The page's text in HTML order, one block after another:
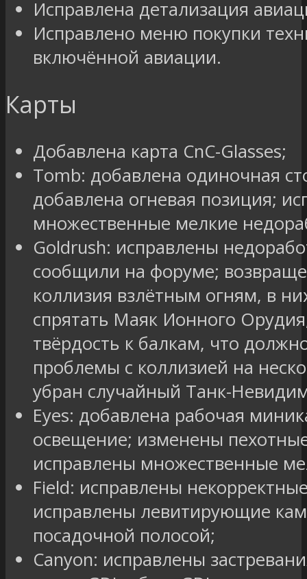
Исправлена детализация
Исправлено меню покупки
включённой авиации.
Карты
Добавлена карта CnC-Glasses;
Tomb: добавлена одиночная
добавлена огневая позиция;
множественные мелкие
Goldrush: исправлены
сообщили на форуме;
коллизия взлётным огням, в
спрятать Маяк Ионного
твёрдость к балкам, что
проблемы с коллизией на
убран случайный Танк-
Eyes: добавлена рабочая
освещение; изменены
исправлены множественные
Field: исправлены
исправлены левитирующие
посадочной полосой;
Canyon: исправлены